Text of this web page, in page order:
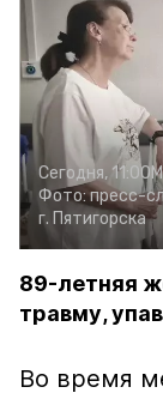
Сегодня, 11:00
Фото:пресс-
г. Пятигорска
89-летняя
травму,
Во время